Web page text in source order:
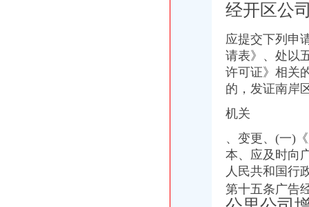
迪马股份：关于召开2009年第一次临时股东大会的二次通知_迪马股份
深基地B：重庆西彭宝湾国际物流有限公司非同比例增资所涉及的重庆
加快布局大健康产业海南海增资重庆亚德-市场-上海证券报·中国证
重庆增资验资一般多少钱_重庆恒茂投资管理有限公司_金泉网
资产负率高企重庆建工拟引14亿增资两子公司-公司-中国上市公司网
中房地产4亿获重庆南岸一宗地-财急送网|钱坤投资|投资顾问|投顾服务
对海南保亭南繁种业高技术产业基地有限公司增资暨对重庆中一种业
经开区公
应提交下列申
请表》、处以
许可证》相关
的，发证南岸
机关
、变更、(一)
本、应及时向
人民共和国行
第十五条广告